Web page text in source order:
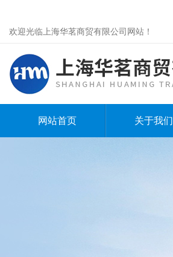
欢迎光临上海华茗商贸有限公司网站！
网站首页 关于我们